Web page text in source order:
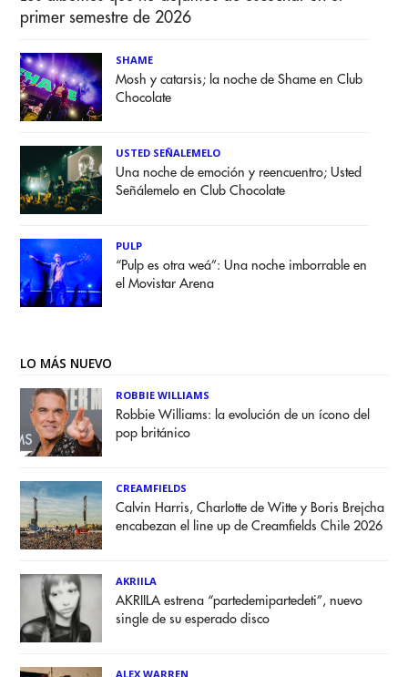
primer semestre de 2026
SHAME
Mosh y catarsis; la noche de Shame en Club
Chocolate
USTED SEÑALEMELO
Una noche de emoción y reencuentro; Usted
Señálemelo en Club Chocolate
PULP
“Pulp es otra weá”: Una noche imborrable en
el Movistar Arena
LO MÁS NUEVO
ROBBIE WILLIAMS
Robbie Williams: la evolución de un ícono del
pop británico
CREAMFIELDS
Calvin Harris, Charlotte de Witte y Boris Brejcha
encabezan el line up de Creamfields Chile 2026
AKRIILA
AKRIILA estrena “partedemipartedeti”, nuevo
single de su esperado disco
ALEX WARREN